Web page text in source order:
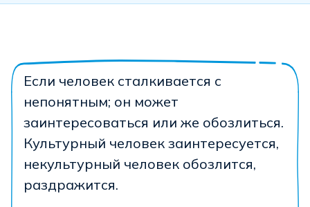
Если человек сталкивается с
непонятным; он может
заинтересоваться или же обозлиться.
Культурный человек заинтересуется,
некультурный человек обозлится,
раздражится.